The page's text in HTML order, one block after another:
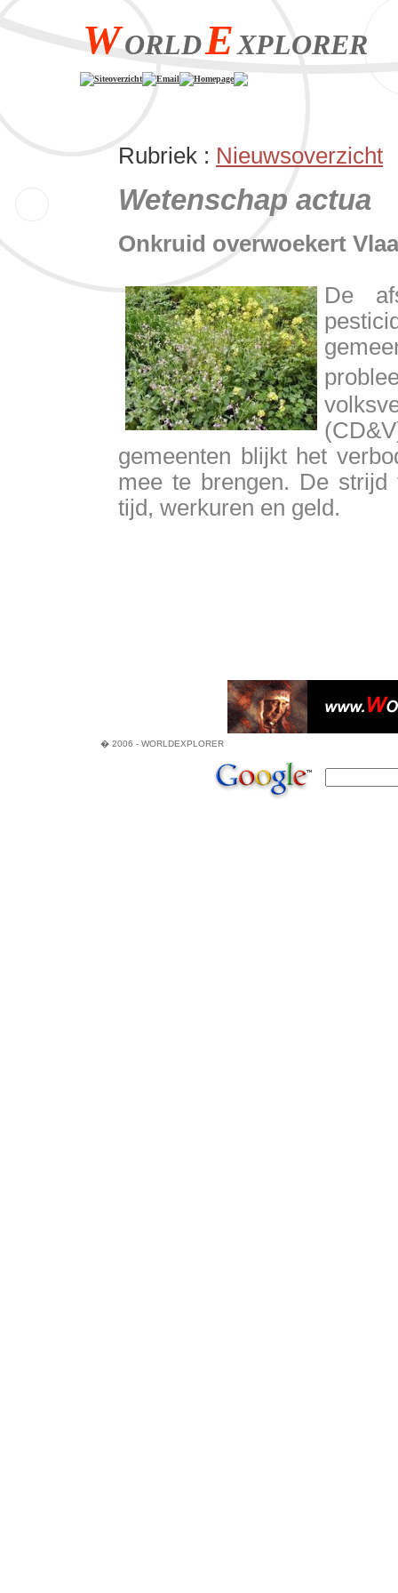
WORLDEXPLORER
Siteoverzicht Email Homepage
Rubriek : Nieuwsoverzicht
Wetenschap actua
Onkruid overwoekert
De
gemeenten blijkt het
mee te brengen. De
tijd, werkuren en geld.
� 2006 - WORLDEXPLORER